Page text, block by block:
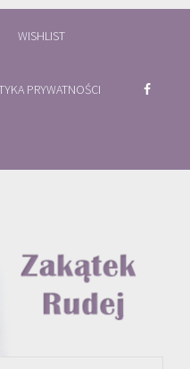
WISHLIST
PRYWATNOŚCI